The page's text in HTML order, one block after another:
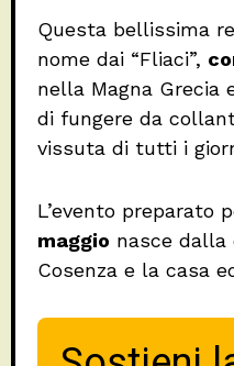
Questa bellissima
nome dai “Fliaci”,
nella Magna Grecia
di fungere da
vissuta di tutti i
L’evento preparato
maggio nasce dalla
Cosenza e la casa